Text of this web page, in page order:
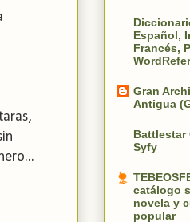
Español,
Francés,
Gran
Antigua
Battlestar
Syfy
catálogo
novela y
popular